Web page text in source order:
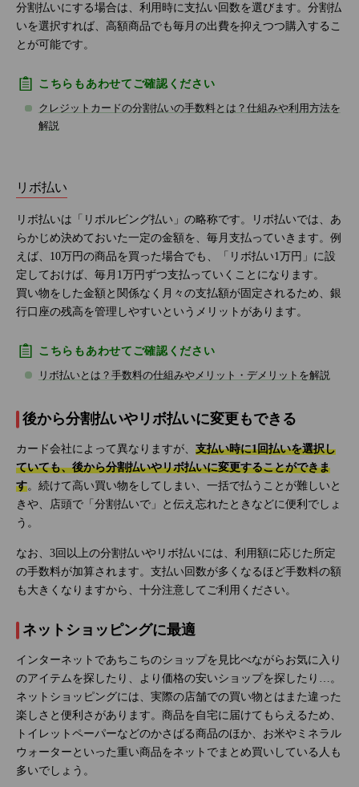
分割払いにする場合は、利用時に支払い回数を選びます。分割払
いを選択すれば、高額商品でも毎月の出費を抑えつつ購入するこ
とが可能です。
こちらもあわせてご確認ください
クレジットカードの分割払いの手数料とは？仕組みや利用方法を
解説
リボ払い
リボ払いは「リボルビング払い」の略称です。リボ払いでは、あ
らかじめ決めておいた一定の金額を、毎月支払っていきます。例
えば、10万円の商品を買った場合でも、「リボ払い1万円」に設
定しておけば、毎月1万円ずつ支払っていくことになります。
買い物をした金額と関係なく月々の支払額が固定されるため、銀
行口座の残高を管理しやすいというメリットがあります。
こちらもあわせてご確認ください
リボ払いとは？手数料の仕組みやメリット・デメリットを解説
後から分割払いやリボ払いに変更もできる
カード会社によって異なりますが、 支払い時に1回払いを選択し
ていても、後から分割払いやリボ払いに変更することができま
す。続けて高い買い物をしてしまい、一括で払うことが難しいと
きや、店頭で「分割払いで」と伝え忘れたときなどに便利でしょ
う。
なお、3回以上の分割払いやリボ払いには、利用額に応じた所定
の手数料が加算されます。支払い回数が多くなるほど手数料の額
も大きくなりますから、十分注意してご利用ください。
ネットショッピングに最適
インターネットであちこちのショップを見比べながらお気に入り
のアイテムを探したり、より価格の安いショップを探したり…。
ネットショッピングには、実際の店舗での買い物とはまた違った
楽しさと便利さがあります。商品を自宅に届けてもらえるため、
トイレットペーパーなどのかさばる商品のほか、お米やミネラル
ウォーターといった重い商品をネットでまとめ買いしている人も
多いでしょう。